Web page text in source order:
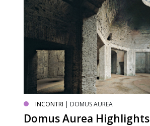
INCONTRI | DOMUS AUREA
Domus Aurea Highlights